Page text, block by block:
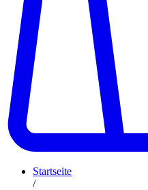
Startseite
/